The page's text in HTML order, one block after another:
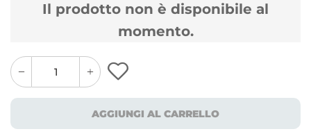
Il prodotto non è disponibile al
momento.
quantity
button
quantity
minus
button
AGGIUNGI AL CARRELLO